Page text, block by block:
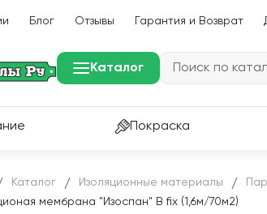
Блог Отзывы Гарантия и Возврат
Каталог
Покраска
Каталог / Изоляционные материалы /
мембрана "Изоспан" В fix (1,6м/70м2)